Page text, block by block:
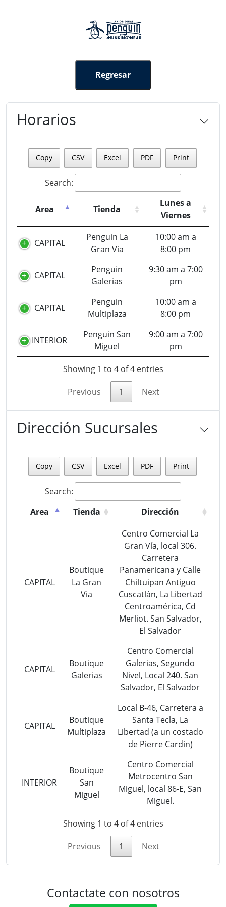
Regresar
Horarios
Copy CSV Excel PDF Print
Search:
Area Tienda
Lunes a
Viernes
CAPITAL
Penguin La
Gran Via
10:00 am a
8:00 pm
CAPITAL
Penguin
Galerias
9:30 am a 7:00
pm
CAPITAL
Penguin
Multiplaza
10:00 am a
8:00 pm
INTERIOR
Penguin San
Miguel
9:00 am a 7:00
pm
Showing 1 to 4 of 4 entries
Previous 1 Next
Dirección Sucursales
Copy CSV Excel PDF Print
Search:
Area
Tienda Dirección
CAPITAL
Boutique
La Gran
Via
Centro Comercial La
Gran Vía, local 306.
Carretera
Panamericana y Calle
Chiltuipan Antiguo
Cuscatlán, La Libertad
Centroamérica, Cd
Merliot. San Salvador,
El Salvador
CAPITAL
Boutique
Galerias
Centro Comercial
Galerias, Segundo
Nivel, Local 240. San
Salvador, El Salvador
CAPITAL
Boutique
Multiplaza
Local B-46, Carretera a
Santa Tecla, La
Libertad (a un costado
de Pierre Cardin)
INTERIOR
Boutique
San
Miguel
Centro Comercial
Metrocentro San
Miguel, local 86-E, San
Miguel.
Showing 1 to 4 of 4 entries
Previous 1 Next
Contactate con nosotros